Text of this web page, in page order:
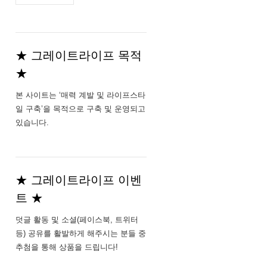
★ 그레이트라이프 목적
★
본 사이트는 ‘매력 계발 및 라이프스타
일 구축’을 목적으로 구축 및 운영되고
있습니다.
★ 그레이트라이프 이벤
트 ★
덧글 활동 및 소셜(페이스북, 트위터
등) 공유를 활발하게 해주시는 분들 중
추첨을 통해 상품을 드립니다!